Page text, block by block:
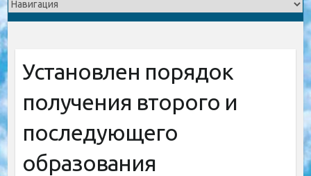
Установлен порядок
получения второго и
последующего
образования